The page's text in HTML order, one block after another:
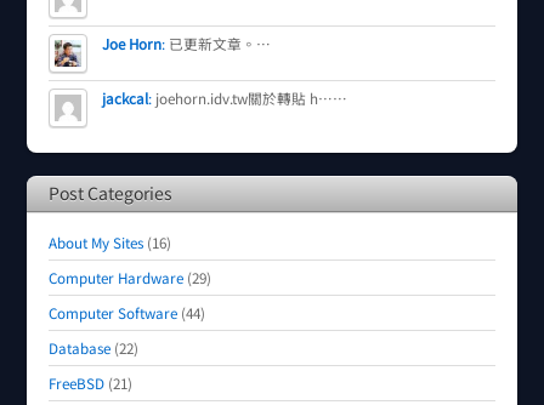
Joe Horn: 已更新文章。…
jackcal: joehorn.idv.tw關於轉貼 h……
Post Categories
About My Sites (16)
Computer Hardware (29)
Computer Software (44)
Database (22)
FreeBSD (21)